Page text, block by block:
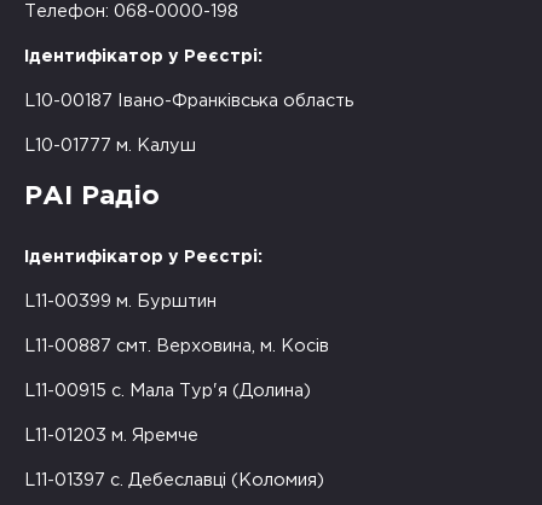
Телефон: 068-0000-198
Ідентифікатор у Реєстрі:
L10-00187 Івано-Франківська область
L10-01777 м. Калуш
РАІ Радіо
Ідентифікатор у Реєстрі:
L11-00399 м. Бурштин
L11-00887 смт. Верховина, м. Косів
L11-00915 с. Мала Тур'я (Долина)
L11-01203 м. Яремче
L11-01397 с. Дебеславці (Коломия)